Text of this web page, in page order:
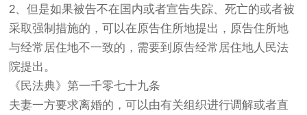
2、但是如果被告不在国内或者宣告失踪、死亡的或者被
采取强制措施的，可以在原告住所地提出，原告住所地
与经常居住地不一致的，需要到原告经常居住地人民法
院提出。
《民法典》第一千零七十九条
夫妻一方要求离婚的，可以由有关组织进行调解或者直